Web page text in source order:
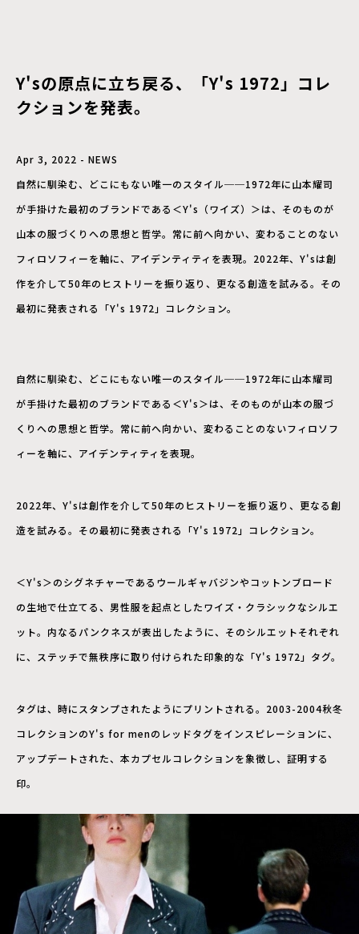
Y'sの原点に立ち戻る、「Y's 1972」コレ
クションを発表。
Apr 3, 2022 - NEWS
自然に馴染む、どこにもない唯一のスタイル──1972年に山本耀司
が手掛けた最初のブランドである＜Y's（ワイズ）＞は、そのものが
山本の服づくりへの思想と哲学。常に前へ向かい、変わることのない
フィロソフィーを軸に、アイデンティティを表現。2022年、Y'sは創
作を介して50年のヒストリーを振り返り、更なる創造を試みる。その
最初に発表される「Y's 1972」コレクション。
自然に馴染む、どこにもない唯一のスタイル──1972年に山本耀司
が手掛けた最初のブランドである＜Y's＞は、そのものが山本の服づ
くりへの思想と哲学。常に前へ向かい、変わることのないフィロソフ
ィーを軸に、アイデンティティを表現。
2022年、Y'sは創作を介して50年のヒストリーを振り返り、更なる創
造を試みる。その最初に発表される「Y's 1972」コレクション。
＜Y's＞のシグネチャーであるウールギャバジンやコットンブロード
の生地で仕立てる、男性服を起点としたワイズ・クラシックなシルエ
ット。内なるパンクネスが表出したように、そのシルエットそれぞれ
に、ステッチで無秩序に取り付けられた印象的な「Y's 1972」タグ。
タグは、時にスタンプされたようにプリントされる。2003-2004秋冬
コレクションのY's for menのレッドタグをインスピレーションに、
アップデートされた、本カプセルコレクションを象徴し、証明する
印。